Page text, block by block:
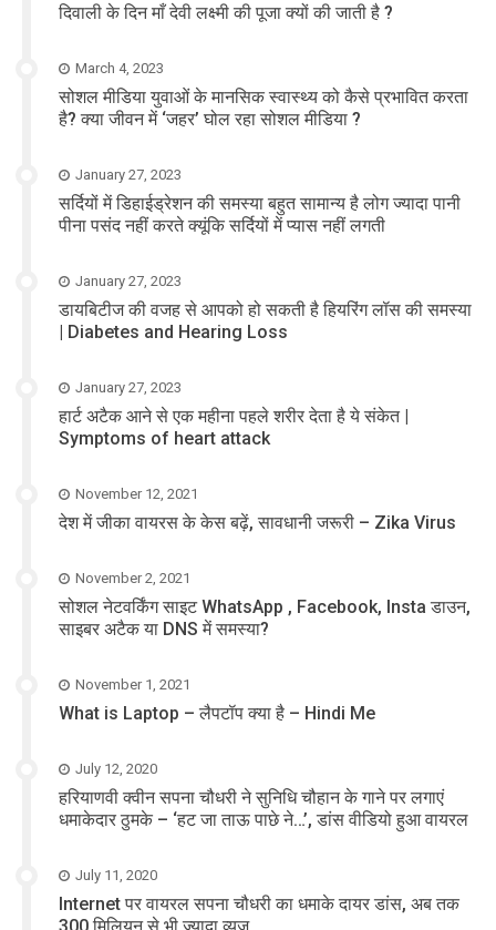
दिवाली के दिन माँ देवी लक्ष्मी की पूजा क्यों की जाती है ?
March 4, 2023
सोशल मीडिया युवाओं के मानसिक स्वास्थ्य को कैसे प्रभावित करता
है? क्या जीवन में ‘जहर’ घोल रहा सोशल मीडिया ?
January 27, 2023
सर्दियों में डिहाईड्रेशन की समस्या बहुत सामान्य है लोग ज्यादा पानी
पीना पसंद नहीं करते क्यूंकि सर्दियों में प्यास नहीं लगती
January 27, 2023
डायबिटीज की वजह से आपको हो सकती है हियरिंग लॉस की समस्या
| Diabetes and Hearing Loss
January 27, 2023
हार्ट अटैक आने से एक महीना पहले शरीर देता है ये संकेत |
Symptoms of heart attack
November 12, 2021
देश में जीका वायरस के केस बढ़ें, सावधानी जरूरी – Zika Virus
November 2, 2021
सोशल नेटवर्किंग साइट WhatsApp , Facebook, Insta डाउन,
साइबर अटैक या DNS में समस्या?
November 1, 2021
What is Laptop – लैपटॉप क्या है – Hindi Me
July 12, 2020
हरियाणवी क्वीन सपना चौधरी ने सुनिधि चौहान के गाने पर लगाएं
धमाकेदार ठुमके – ‘हट जा ताऊ पाछे ने…’, डांस वीडियो हुआ वायरल
July 11, 2020
Internet पर वायरल सपना चौधरी का धमाके दायर डांस, अब तक